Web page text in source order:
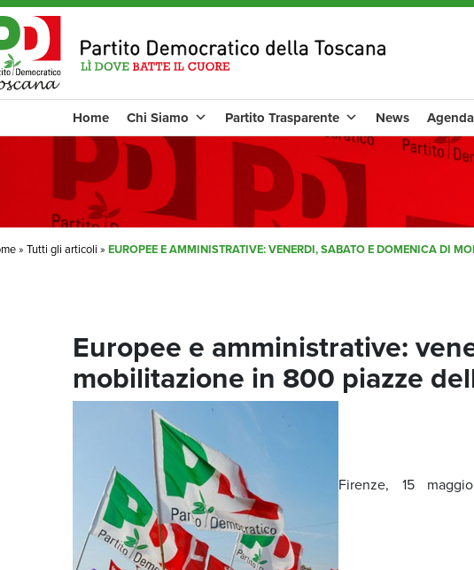
Home Chi Siamo Partito Trasparente News Agenda
» Tutti gli articoli » EUROPEE E AMMINISTRATIVE: VENERDI, SABATO E DOMENICA DI
Europee e amministrative:
mobilitazione in 800 piazze
Firenze, 15